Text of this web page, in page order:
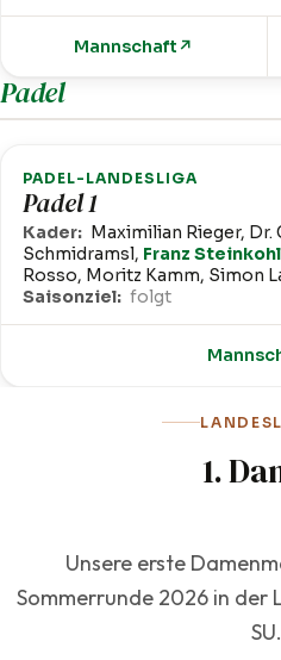
Mannschaft ↗
Padel
PADEL-LANDESLIGA
Padel 1
Kader: Maximilian Rieger,
Schmidramsl, Franz
Rosso, Moritz Kamm, Simon
Saisonziel: folgt
1.
Unsere erste
Sommerrunde 2026 in der
SU.